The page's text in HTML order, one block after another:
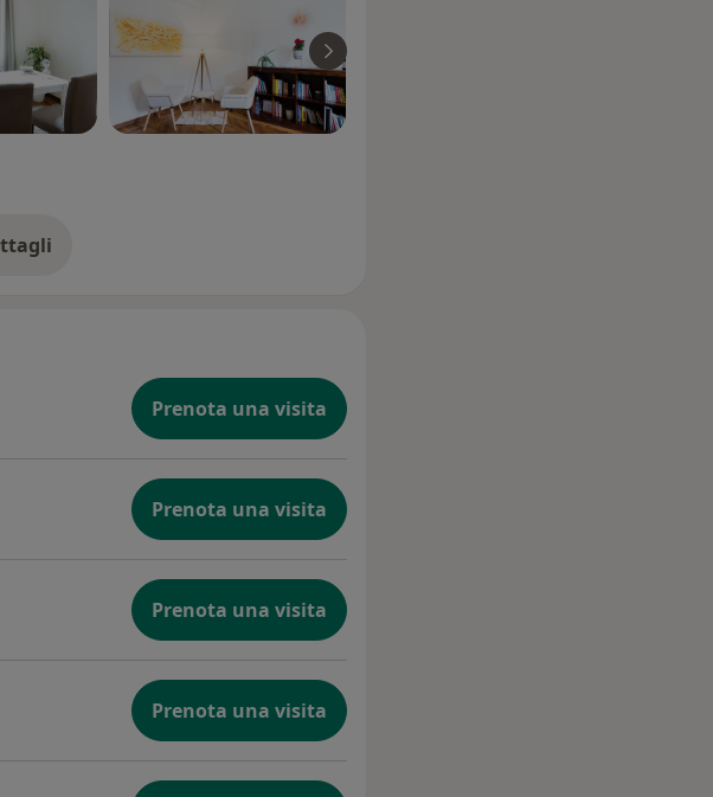
dai 16 anni in su)
un nuovo equilibrio e benessere,
terapeutico è personalizzato per
Se cerchi un supporto per
della tua vita, ti invito a
il tuo benessere psicologico e
e designer volte a costruire un
Prenota una visita
Prenota una visita
Prenota una visita
Prenota una visita